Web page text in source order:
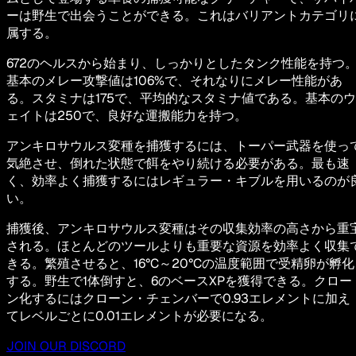
ーは野生で出会うことができる。これはバリアントカテゴリ
属する。
672のヘルスから始まり、しっかりとしたタンク性能を持つ
基本のメレー攻撃値は106%で、それなりにメレー性能があ
る。スタミナは175で、平均的なスタミナ値である。基本のウ
ェイトは250で、良好な運搬能力を持つ。
アンキロサウルス変種を捕獲するには、トーパー武器を使っ
気絶させ、倒れた状態で餌をやり続ける必要がある。最も速
く、効率よく捕獲するにはレギュラー・キブルを用いるのが
い。
捕獲後、アンキロサウルス変種はその収集効率の高さから重
される。ほとんどのツールよりも重要な資源を効率よく収集
きる。繁殖させると、16°C～20°Cの温度範囲で受精卵が孵化
する。野生で1体倒すと、6のベースXPを獲得できる。クロー
ン化するにはクローン・チェンバーで0.93エレメントに加え
てレベルごとに0.01エレメントが必要になる。
JOIN OUR DISCORD